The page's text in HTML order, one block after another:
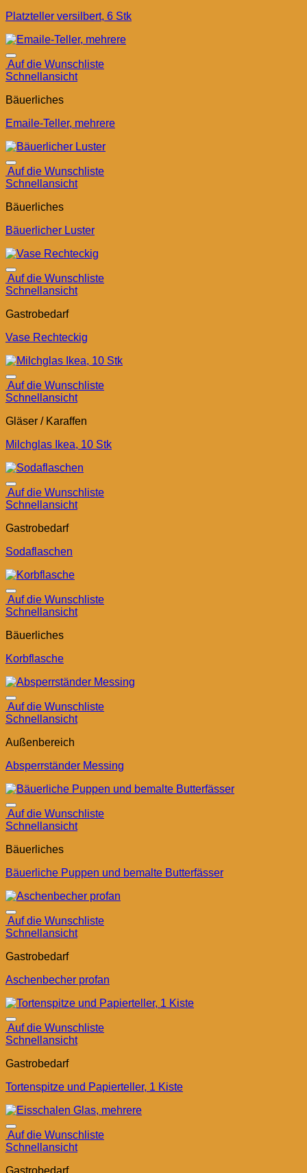
Platzteller versilbert, 6 Stk
Auf die Wunschliste
Schnellansicht
Bäuerliches
Emaile-Teller, mehrere
Auf die Wunschliste
Schnellansicht
Bäuerliches
Bäuerlicher Luster
Auf die Wunschliste
Schnellansicht
Gastrobedarf
Vase Rechteckig
Auf die Wunschliste
Schnellansicht
Gläser / Karaffen
Milchglas Ikea, 10 Stk
Auf die Wunschliste
Schnellansicht
Gastrobedarf
Sodaflaschen
Auf die Wunschliste
Schnellansicht
Bäuerliches
Korbflasche
Auf die Wunschliste
Schnellansicht
Außenbereich
Absperrständer Messing
Auf die Wunschliste
Schnellansicht
Bäuerliches
Bäuerliche Puppen und bemalte Butterfässer
Auf die Wunschliste
Schnellansicht
Gastrobedarf
Aschenbecher profan
Auf die Wunschliste
Schnellansicht
Gastrobedarf
Tortenspitze und Papierteller, 1 Kiste
Auf die Wunschliste
Schnellansicht